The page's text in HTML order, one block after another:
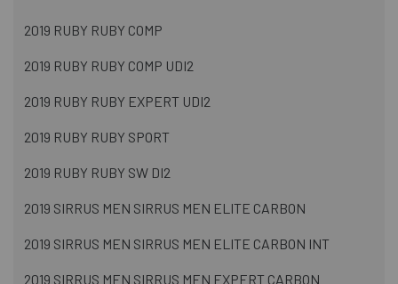
2019 RUBY RUBY COMP
2019 RUBY RUBY COMP UDI2
2019 RUBY RUBY EXPERT UDI2
2019 RUBY RUBY SPORT
2019 RUBY RUBY SW DI2
2019 SIRRUS MEN SIRRUS MEN ELITE CARBON
2019 SIRRUS MEN SIRRUS MEN ELITE CARBON INT
2019 SIRRUS MEN SIRRUS MEN EXPERT CARBON